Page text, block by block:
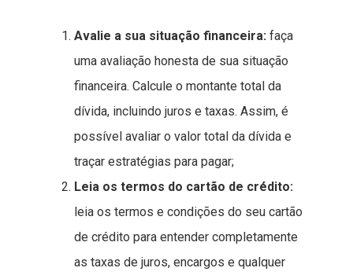
Avalie a sua situação financeira: faça
uma avaliação honesta de sua situação
financeira. Calcule o montante total da
dívida, incluindo juros e taxas. Assim, é
possível avaliar o valor total da dívida e
traçar estratégias para pagar;
Leia os termos do cartão de crédito:
leia os termos e condições do seu cartão
de crédito para entender completamente
as taxas de juros, encargos e qualquer